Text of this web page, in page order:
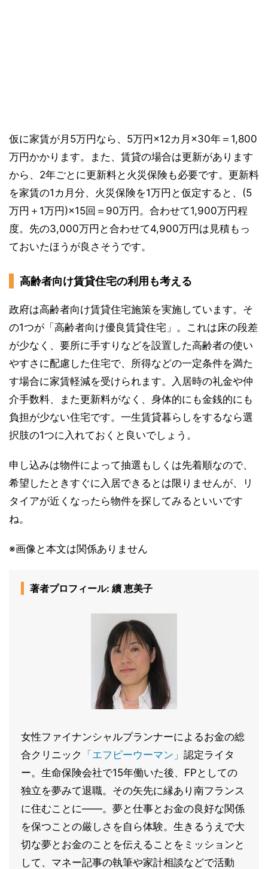
仮に家賃が月5万円なら、5万円×12カ月×30年＝1,800
万円かかります。また、賃貸の場合は更新があります
から、2年ごとに更新料と火災保険も必要です。更新料
を家賃の1カ月分、火災保険を1万円と仮定すると、(5
万円＋1万円)×15回＝90万円。合わせて1,900万円程
度。先の3,000万円と合わせて4,900万円は見積もっ
ておいたほうが良さそうです。
高齢者向け賃貸住宅の利用も考える
政府は高齢者向け賃貸住宅施策を実施しています。そ
の1つが「高齢者向け優良賃貸住宅」。これは床の段差
が少なく、要所に手すりなどを設置した高齢者の使い
やすさに配慮した住宅で、所得などの一定条件を満た
す場合に家賃軽減を受けられます。入居時の礼金や仲
介手数料、また更新料がなく、身体的にも金銭的にも
負担が少ない住宅です。一生賃貸暮らしをするなら選
択肢の1つに入れておくと良いでしょう。
申し込みは物件によって抽選もしくは先着順なので、
希望したときすぐに入居できるとは限りませんが、リ
タイアが近くなったら物件を探してみるといいです
ね。
※画像と本文は関係ありません
著者プロフィール: 續 恵美子
女性ファイナンシャルプランナーによるお金の総
合クリニック
「エフピーウーマン」 認定ライタ
ー。生命保険会社で15年働いた後、FPとしての
独立を夢みて退職。その矢先に縁あり南フランス
に住むことに――。夢と仕事とお金の良好な関係
を保つことの厳しさを自ら体験。生きるうえで大
切な夢とお金のことを伝えることをミッションと
して、マネー記事の執筆や家計相談などで活動